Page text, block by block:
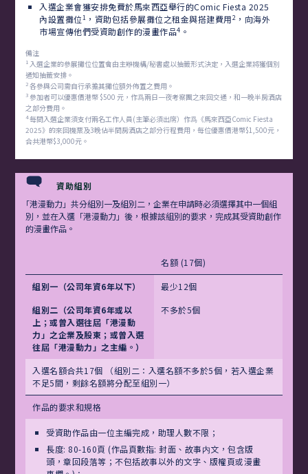
入選企業會獲安排免費於馬來西亞舉行的Comic Fiesta 2025
內設置攤位 1 ，資助包括參展攤位之租金與搭建費用2 ，向海外
市場宣傳他們受資助創作的漫畫作品4 。
備注
1入選企業的參展攤位位置會由主辦機構/秘書處以抽籤形式決定，入選企業將獲個別
通知抽籤安排。
2各參與公司需自行承擔其攤位額外佈置之費用。
3參加者可以優惠價港幣 $500 元，作爲兩日一夜考察團之來回交通，和一晚半房酒店
之部分費用。
4每間入選企業須支付兩名工作人員(主筆必須出席）作爲《馬來西亞Comic Fiesta
2025》的來回機票及3晚佔半間房酒店之部分行程費用，每位優惠價港幣$1,500元，
合共港幣$3,000元。
資助組別
「港漫動力」共分組別一及組別二，企業在申請時必須選擇其中一個組
別，並在入選「港漫動力」後，根據該組別的要求，完成其受資助創作
的漫畫作品。
組別一（公司年資6年以下）
名額 (17個)
不多於5個
最少12個
組別二（公司年資6年或以
上；或曾入選往屆「港漫動
力」之企業及股東；或曾入選
往屆「港漫動力」之主編。）
入選名額合共17個 （組別二：入選名額不多於5個，若入選企業
不足5間，剩餘名額將分配至組別一）
作品的要求和規格
受資助作品由一位主編完成，助理人數不限；
長度: 80-160頁 (作品頁數指: 封面、故事内文，包含版
頭，章回段落等；不包括故事以外的文字、版權頁或漫畫